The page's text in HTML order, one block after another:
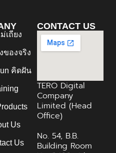
เถียง
ของจริง
คิดฝัน
Us
Us
CONTACT US
TERO Digital
Company
Limited (Head
Office)
No. 54, B.B.
Building Room